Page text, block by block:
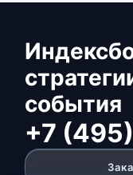
события
+7